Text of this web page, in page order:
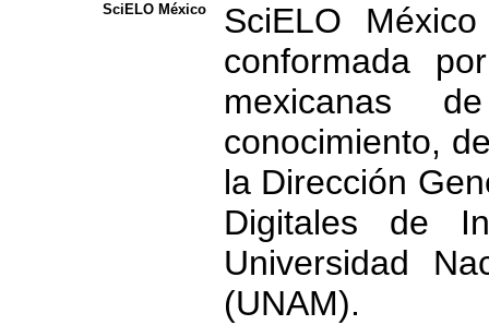
SciELO México
SciELO
conformada
mexicanas
conocimiento,
la Dirección
Digitales de
Universidad
(UNAM).